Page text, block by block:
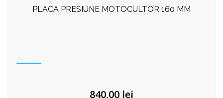
PLACA PRESIUNE MOTOCULTOR 160 MM
840,00 lei